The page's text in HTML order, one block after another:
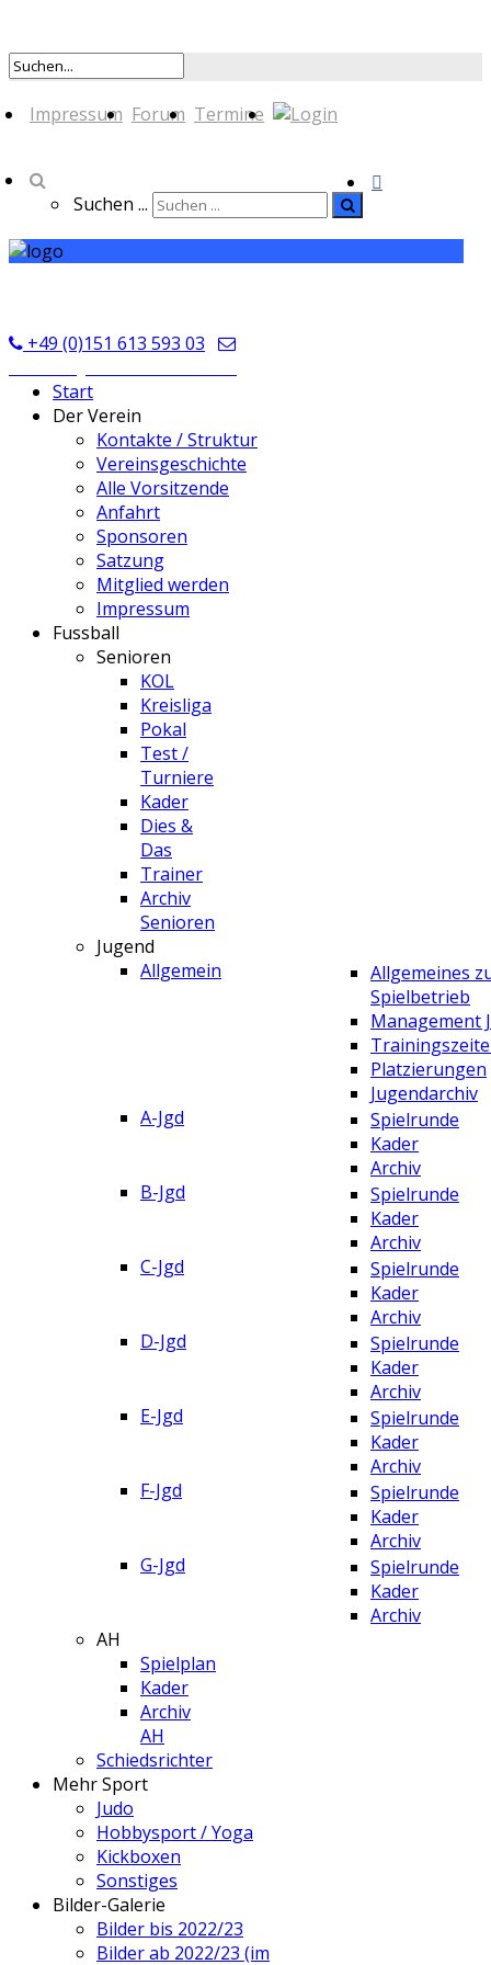
Impressum Forum Termine
Suchen ...
+49 (0)151 613 593 03
Start
Der Verein
Kontakte / Struktur
Vereinsgeschichte
Alle Vorsitzende
Anfahrt
Sponsoren
Satzung
Mitglied werden
Impressum
Fussball
Senioren
KOL
Kreisliga
Pokal
Test /
Turniere
Kader
Dies &
Das
Trainer
Archiv
Senioren
Jugend
Allgemein
Allgemeines
Spielbetrieb
Management
Platzierungen
Jugendarchiv
A-Jgd
Spielrunde
Kader
Archiv
B-Jgd
Spielrunde
Kader
Archiv
C-Jgd
Spielrunde
Kader
Archiv
D-Jgd
Spielrunde
Kader
Archiv
E-Jgd
Spielrunde
Kader
Archiv
F-Jgd
Spielrunde
Kader
Archiv
G-Jgd
Spielrunde
Kader
Archiv
AH
Spielplan
Kader
Archiv
AH
Schiedsrichter
Mehr Sport
Judo
Hobbysport / Yoga
Kickboxen
Sonstiges
Bilder-Galerie
Bilder bis 2022/23
Bilder ab 2022/23 (im